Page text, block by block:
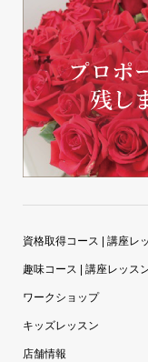
資格取得コース | 講座レ
趣味コース | 講座レッス
ワークショップ
キッズレッスン
店舗情報